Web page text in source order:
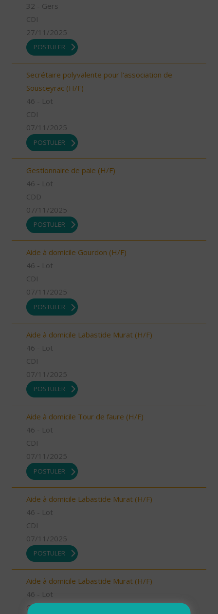
32 - Gers
CDI
27/11/2025
POSTULER
Secrétaire polyvalente pour l'association de
Sousceyrac (H/F)
46 - Lot
CDI
07/11/2025
POSTULER
Gestionnaire de paie (H/F)
46 - Lot
CDD
07/11/2025
POSTULER
Aide à domicile Gourdon (H/F)
46 - Lot
CDI
07/11/2025
POSTULER
Aide à domicile Labastide Murat (H/F)
46 - Lot
CDI
07/11/2025
POSTULER
Aide à domicile Tour de faure (H/F)
46 - Lot
CDI
07/11/2025
POSTULER
Aide à domicile Labastide Murat (H/F)
46 - Lot
CDI
07/11/2025
POSTULER
Aide à domicile Labastide Murat (H/F)
46 - Lot
CDI